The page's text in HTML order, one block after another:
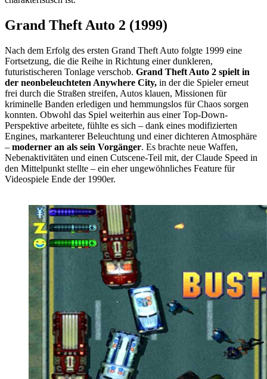
Grand Theft Auto 2 (1999)
Nach dem Erfolg des ersten Grand Theft Auto folgte 1999 eine
Fortsetzung, die die Reihe in Richtung einer dunkleren,
futuristischeren Tonlage verschob. Grand Theft Auto 2 spielt in
der neonbeleuchteten Anywhere City, in der die Spieler erneut
frei durch die Straßen streifen, Autos klauen, Missionen für
kriminelle Banden erledigen und hemmungslos für Chaos sorgen
konnten. Obwohl das Spiel weiterhin aus einer Top-Down-
Perspektive arbeitete, fühlte es sich – dank eines modifizierten
Engines, markanterer Beleuchtung und einer dichteren Atmosphäre
– moderner an als sein Vorgänger. Es brachte neue Waffen,
Nebenaktivitäten und einen Cutscene-Teil mit, der Claude Speed in
den Mittelpunkt stellte – ein eher ungewöhnliches Feature für
Videospiele Ende der 1990er.